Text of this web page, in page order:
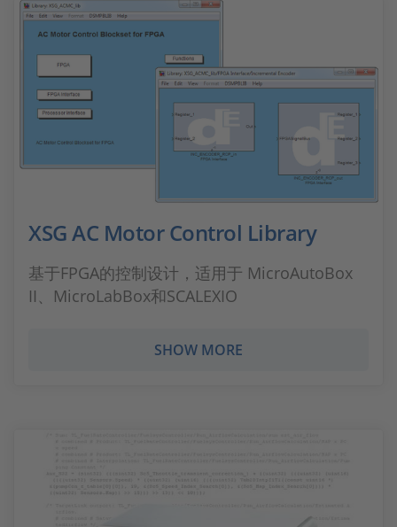
XSG AC Motor Control Library
基于FPGA的控制设计，适用于 MicroAutoBox
II、MicroLabBox和SCALEXIO
SHOW MORE